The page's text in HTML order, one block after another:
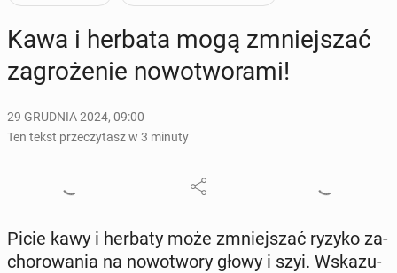
Kawa i herbata mogą zmniej­szać
za­gro­że­nie no­wo­two­ra­mi!
29 GRUDNIA 2024, 09:00
Ten tekst przeczytasz w 3 minuty
Picie kawy i herbaty może zmniej­szać ryzyko za­
cho­ro­wa­nia na no­wo­two­ry głowy i szyi. Wska­zu­